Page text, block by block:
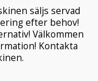
säljs servad
efter behov!
Välkommen
Kontakta